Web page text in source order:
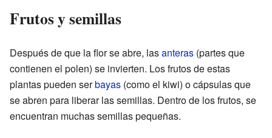
Frutos y semillas
Después de que la flor se abre, lasanteras (partes que
contienen el polen) se invierten. Los frutos de estas
plantas pueden serbayas (como el kiwi) o cápsulas que
se abren para liberar las semillas. Dentro de los frutos, se
encuentran muchas semillas pequeñas.